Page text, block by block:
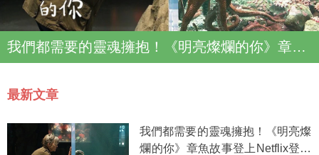
我們都需要的靈魂擁抱！《明亮燦爛的你》章魚故事登上Netflix登上Top2
最新文章
我們都需要的靈魂擁抱！《明亮燦
爛的你》章魚故事登上Netflix登上